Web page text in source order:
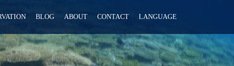
BLOG ABOUT CONTACT LANGUAGE